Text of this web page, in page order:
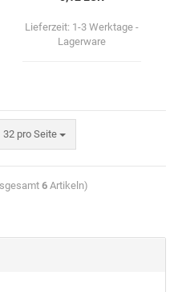
Lieferzeit: 1-3 Werktage -
Lagerware
32 pro Seite
6Artikeln)